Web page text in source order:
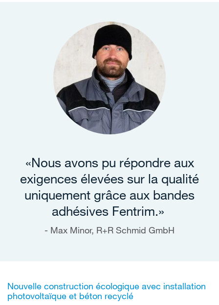
«Nous avons pu répondre aux
exigences élevées sur la qualité
uniquement grâce aux bandes
adhésives Fentrim.»
Max Minor, R+R Schmid GmbH
Nouvelle construction écologique avec installation
photovoltaïque et béton recyclé